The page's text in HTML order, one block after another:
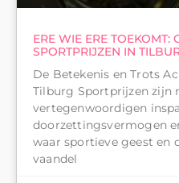
ERE WIE ERE
SPORTPRIJZEN IN
De Betekenis en Trots
Tilburg Sportprijzen zijn
vertegenwoordigen
doorzettingsvermogen
waar sportieve geest en
vaandel